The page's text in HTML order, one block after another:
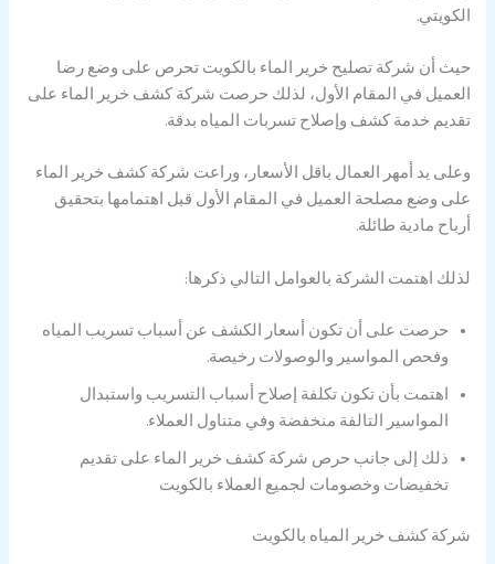
الكويتي.
حيث أن شركة تصليح خرير الماء بالكويت تحرص على وضع رضا
العميل في المقام الأول، لذلك حرصت شركة كشف خرير الماء على
تقديم خدمة كشف وإصلاح تسربات المياه بدقة.
وعلى يد أمهر العمال باقل الأسعار، وراعت شركة كشف خرير الماء
على وضع مصلحة العميل في المقام الأول قبل اهتمامها بتحقيق
أرباح مادية طائلة.
لذلك اهتمت الشركة بالعوامل التالي ذكرها:
حرصت على أن تكون أسعار الكشف عن أسباب تسريب المياه
وفحص المواسير والوصولات رخيصة.
اهتمت بأن تكون تكلفة إصلاح أسباب التسريب واستبدال
المواسير التالفة منخفضة وفي متناول العملاء.
ذلك إلى جانب حرص شركة كشف خرير الماء على تقديم
تخفيضات وخصومات لجميع العملاء بالكويت
شركة كشف خرير المياه بالكويت